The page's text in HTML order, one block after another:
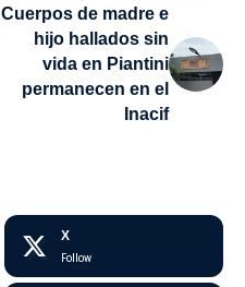
Cuerpos de madre e
hijo hallados sin
vida en Piantini
permanecen en el
Inacif
X
Follow